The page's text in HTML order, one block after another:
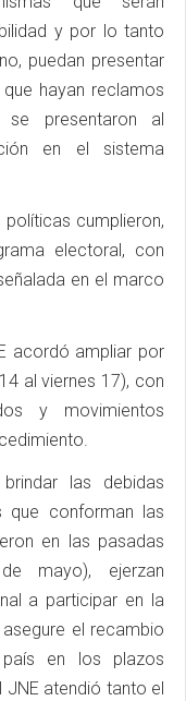
y por lo tanto
puedan presentar
hayan reclamos
presentaron al
en el sistema
cumplieron,
electoral, con
en el marco
acordó ampliar por
al viernes 17), con
y movimientos
las debidas
que conforman las
en las pasadas
mayo), ejerzan
a participar en la
el recambio
en los plazos
atendió tanto el